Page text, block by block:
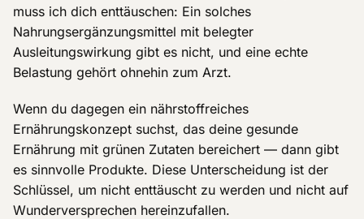
muss ich dich enttäuschen: Ein solches
Nahrungsergänzungsmittel mit belegter
Ausleitungswirkung gibt es nicht, und eine echte
Belastung gehört ohnehin zum Arzt.
Wenn du dagegen ein nährstoffreiches
Ernährungskonzept suchst, das deine gesunde
Ernährung mit grünen Zutaten bereichert — dann gibt
es sinnvolle Produkte. Diese Unterscheidung ist der
Schlüssel, um nicht enttäuscht zu werden und nicht auf
Wunderversprechen hereinzufallen.